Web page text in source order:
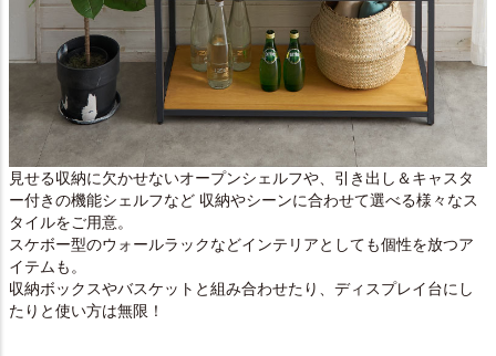
見せる収納に欠かせないオープンシェルフや、引き出し＆キャスタ
ー付きの機能シェルフなど 収納やシーンに合わせて選べる様々なス
タイルをご用意。
スケボー型のウォールラックなどインテリアとしても個性を放つア
イテムも。
収納ボックスやバスケットと組み合わせたり、ディスプレイ台にし
たりと使い方は無限！